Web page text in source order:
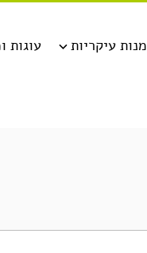
עוגות מנות עיקריות